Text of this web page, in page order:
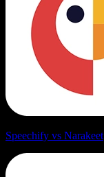
Speechify vs Narakeet